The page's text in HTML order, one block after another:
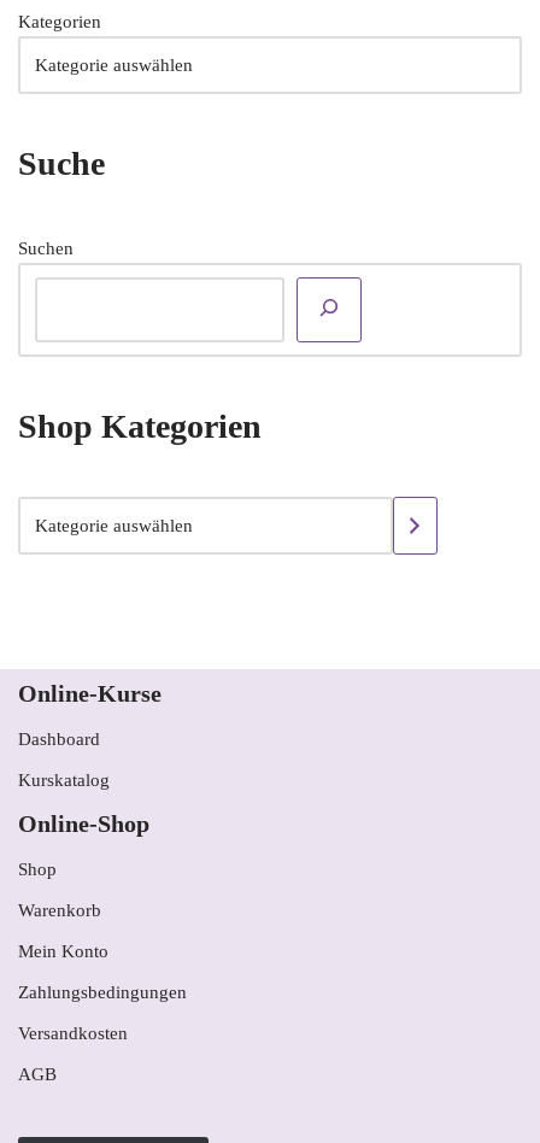
Kategorien
Suche
Suchen
Shop Kategorien
Online-Kurse
Dashboard
Kurskatalog
Online-Shop
Shop
Warenkorb
Mein Konto
Zahlungsbedingungen
Versandkosten
AGB